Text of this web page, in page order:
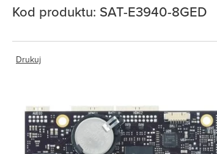
Kod produktu: SAT-E3940-8GED
Drukuj